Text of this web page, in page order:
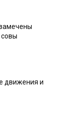
движения и